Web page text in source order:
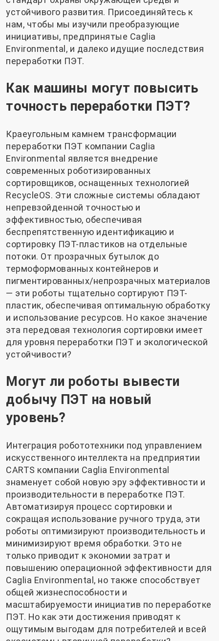
устойчивого развития. Присоединяйтесь к
нам, чтобы мы изучили преобразующие
инициативы, предпринятые Caglia
Environmental, и далеко идущие последствия
переработки ПЭТ.
Как машины могут повысить
точность переработки ПЭТ?
Краеугольным камнем трансформации
переработки ПЭТ компании Caglia
Environmental является внедрение
современных роботизированных
сортировщиков, оснащенных технологией
RecycleOS. Эти сложные системы обладают
непревзойденной точностью и
эффективностью, обеспечивая
беспрепятственную идентификацию и
сортировку ПЭТ-пластиков на отдельные
потоки. От прозрачных бутылок до
термоформованных контейнеров и
пигментированных/непрозрачных материалов
— эти роботы тщательно сортируют ПЭТ-
пластик, обеспечивая оптимальную обработку
и использование ресурсов. Но какое значение
эта передовая технология сортировки имеет
для уровня переработки ПЭТ и экологической
устойчивости?
Могут ли роботы вывести
добычу ПЭТ на новый
уровень?
Интеграция робототехники под управлением
искусственного интеллекта на предприятии
CARTS компании Caglia Environmental
знаменует собой новую эру эффективности и
производительности в переработке ПЭТ.
Автоматизируя процесс сортировки и
сокращая использование ручного труда, эти
роботы оптимизируют производительность и
минимизируют время обработки. Это не
только приводит к экономии затрат и
повышению операционной эффективности для
Caglia Environmental, но также способствует
общей жизнеспособности и
масштабируемости инициатив по переработке
ПЭТ. Но как эти достижения приводят к
ощутимым выгодам для потребителей и всей